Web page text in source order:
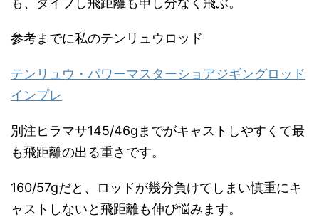
参考までに私のテンリュウロッド
テンリュウ・パワーマスターショアジギングロッド
インプレ
別注ヒラマサ145/46gまでがキャストしやすくて最
も飛距離の出る重さです。
160/57gだと、ロッドが幾分負けてしまい慎重にキ
ャストしないと飛距離も伸び悩みます。